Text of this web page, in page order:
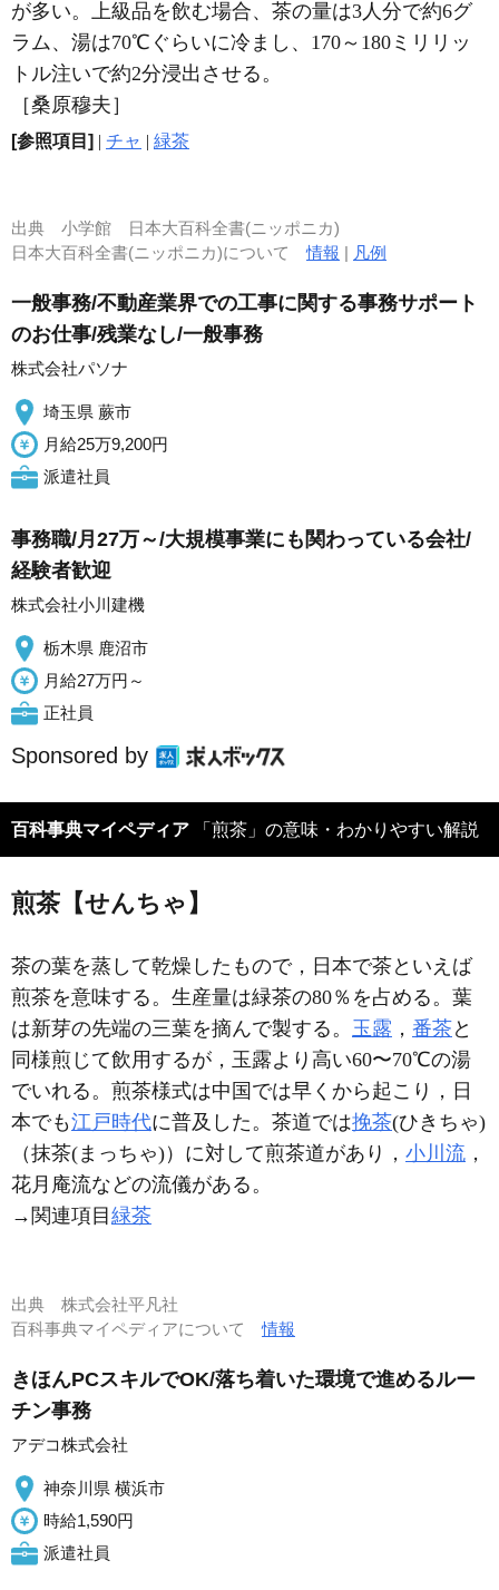
が多い。上級品を飲む場合、茶の量は3人分で約6グ
ラム、湯は70℃ぐらいに冷まし、170～180ミリリッ
トル注いで約2分浸出させる。
［桑原穆夫］
[参照項目] | チャ | 緑茶
出典 小学館 日本大百科全書(ニッポニカ)
日本大百科全書(ニッポニカ)について情報 | 凡例
一般事務/不動産業界での工事に関する事務サポート
のお仕事/残業なし/一般事務
株式会社パソナ
埼玉県 蕨市
月給25万9,200円
派遣社員
事務職/月27万～/大規模事業にも関わっている会社/
経験者歓迎
株式会社小川建機
栃木県 鹿沼市
月給27万円～
正社員
Sponsored by
百科事典マイペディア 「煎茶」の意味・わかりやすい解説
煎茶【せんちゃ】
茶の葉を蒸して乾燥したもので，日本で茶といえば
煎茶を意味する。生産量は緑茶の80％を占める。葉
は新芽の先端の三葉を摘んで製する。 玉露 ， 番茶と
同様煎じて飲用するが，玉露より高い60〜70℃の湯
でいれる。煎茶様式は中国では早くから起こり，日
本でも江戸時代に普及した。茶道では挽茶(ひきちゃ)
（抹茶(まっちゃ)）に対して煎茶道があり， 小川流 ，
花月庵流などの流儀がある。
→関連項目 緑茶
出典 株式会社平凡社
百科事典マイペディアについて情報
きほんPCスキルでOK/落ち着いた環境で進めるルー
チン事務
アデコ株式会社
神奈川県 横浜市
時給1,590円
派遣社員